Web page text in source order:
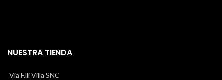
NUESTRA TIENDA
Via F.lli Villa SNC